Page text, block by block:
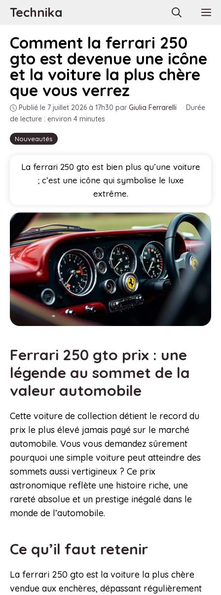
AllerTechnika
Nouveautés
Comment la ferrari 250
gto est devenue une icône
et la voiture la plus chère
que vous verrez
Publié le 7 juillet 2026 à 17h30 par Giulia Ferrarelli · Durée
de lecture : environ 4 minutes
La ferrari 250 gto est bien plus qu’une voiture
; c’est une icône qui symbolise le luxe
extrême.
Ferrari 250 gto prix : une
légende au sommet de la
valeur automobile
Cette voiture de collection détient le record du
prix le plus élevé jamais payé sur le marché
automobile. Vous vous demandez sûrement
pourquoi une simple voiture peut atteindre des
sommets aussi vertigineux ? Ce prix
astronomique reflète une histoire riche, une
rareté absolue et un prestige inégalé dans le
monde de l’automobile.
Ce qu’il faut retenir
La ferrari 250 gto est la voiture la plus chère
vendue aux enchères, dépassant régulièrement